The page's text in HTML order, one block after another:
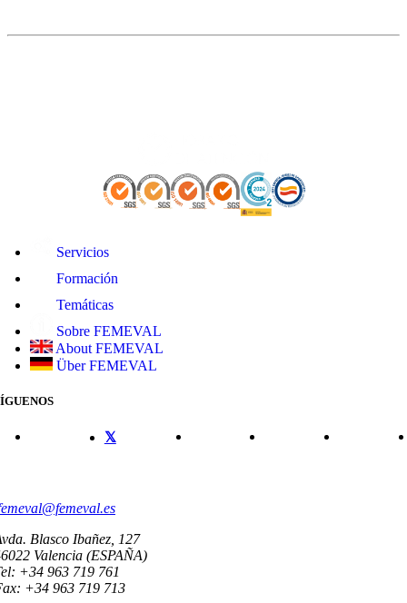
Servicios
Formación
Temáticas
Sobre FEMEVAL
About FEMEVAL
Über FEMEVAL
Blasco Ibañez, 127
Valencia (ESPAÑA)
+34 963 719 761
+34 963 719 713